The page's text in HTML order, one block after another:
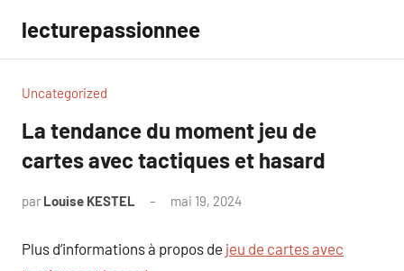
contenu
lecturepassionnee
Uncategorized
La tendance du moment jeu de
cartes avec tactiques et hasard
par Louise KESTEL mai 19, 2024
Plus d’informations à propos de jeu de cartes avec